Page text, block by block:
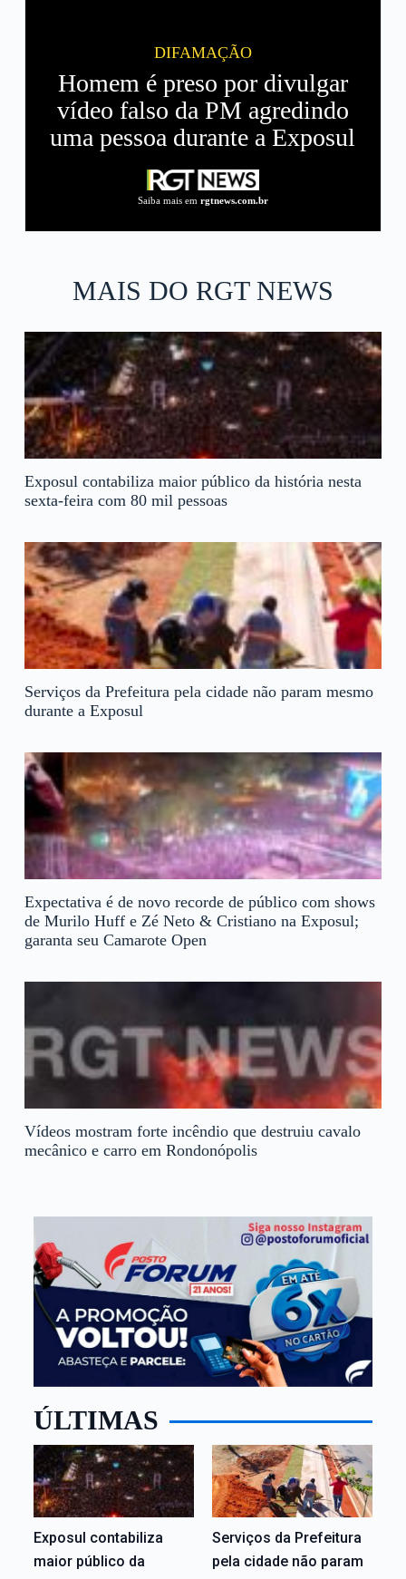
DIFAMAÇÃO
Homem é preso por divulgar
vídeo falso da PM agredindo
uma pessoa durante a Exposul
Saiba mais em rgtnews.com.br
MAIS DO RGT NEWS
Exposul contabiliza maior público da história nesta
sexta-feira com 80 mil pessoas
Serviços da Prefeitura pela cidade não param mesmo
durante a Exposul
Expectativa é de novo recorde de público com shows
de Murilo Huff e Zé Neto & Cristiano na Exposul;
garanta seu Camarote Open
Vídeos mostram forte incêndio que destruiu cavalo
mecânico e carro em Rondonópolis
ÚLTIMAS
Exposul contabiliza
maior público da
Serviços da Prefeitura
pela cidade não param